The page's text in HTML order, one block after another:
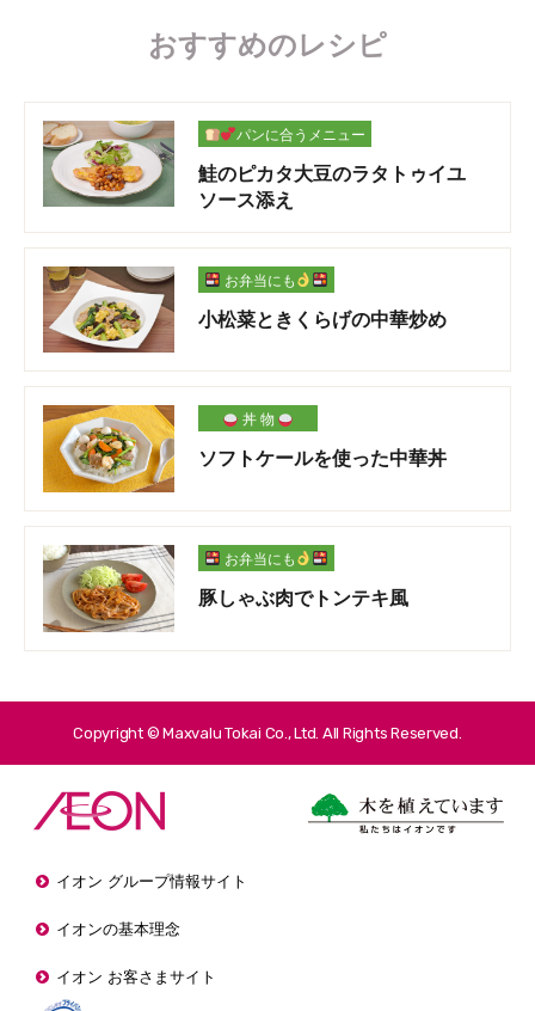
おすすめのレシピ
パンに合うメニュー
鮭のピカタ大豆のラタトゥイユ
ソース添え
お弁当にも
小松菜ときくらげの中華炒め
丼 物
ソフトケールを使った中華丼
お弁当にも
豚しゃぶ肉でトンテキ風
Copyright © Maxvalu Tokai Co., Ltd. All Rights Reserved.
イオン グループ情報サイト
イオンの基本理念
イオン お客さまサイト